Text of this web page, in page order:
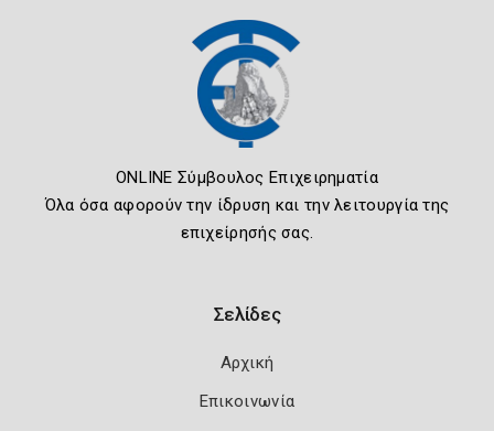
ONLINE Σύμβουλος Επιχειρηματία
Όλα όσα αφορούν την ίδρυση και την λειτουργία της
επιχείρησής σας.
Σελίδες
Αρχική
Επικοινωνία